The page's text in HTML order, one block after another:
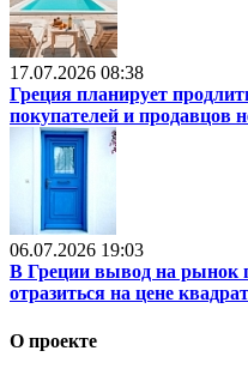
17.07.2026 08:38
Греция планирует
покупателей и продавцов
06.07.2026 19:03
В Греции вывод на рынок
отразиться на цене
О проекте